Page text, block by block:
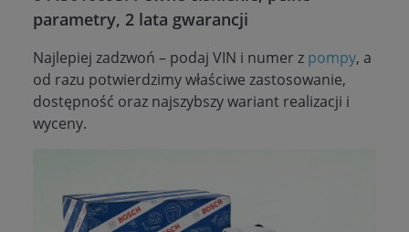
parametry, 2 lata gwarancji
Najlepiej zadzwoń – podaj VIN i numer z pompy, a
od razu potwierdzimy właściwe zastosowanie,
dostępność oraz najszybszy wariant realizacji i
wyceny.